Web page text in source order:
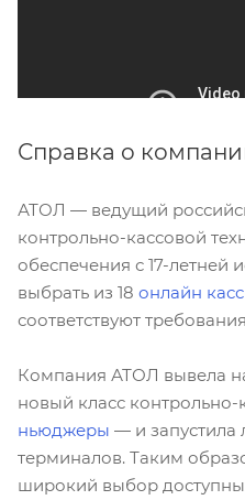
Справка о
АТОЛ — ведущий
контрольно-кассовой
обеспечения с 17-летней
выбрать из 18 онлайн
соответствуют
Компания АТОЛ вывела
новый класс
ньюджеры — и запустила
терминалов. Таким
широкий выбор